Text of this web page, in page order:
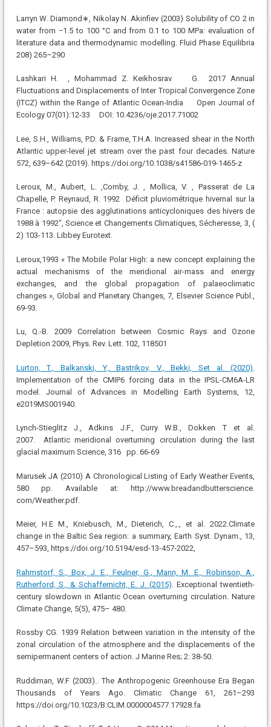
Larryn W. Diamond∗, Nikolay N. Akinfiev (2003) Solubility of CO 2 in
water from −1.5 to 100 °C and from 0.1 to 100 MPa: evaluation of
literature data and thermodynamic modelling. Fluid Phase Equilibria
208) 265–290
Lashkari H. , Mohammad Z. Keikhosrav G. 2017 Annual
Fluctuations and Displacements of Inter Tropical Convergence Zone
(ITCZ) within the Range of Atlantic Ocean-India Open Journal of
Ecology 07(01):12-33 DOI: 10.4236/oje.2017.71002
Lee, S.H., Williams, P.D. & Frame, T.H.A. Increased shear in the North
Atlantic upper-level jet stream over the past four decades. Nature
572, 639–642 (2019). https://doi.org/10.1038/s41586-019-1465-z
Leroux, M., Aubert, L. ,Comby, J. , Mollica, V. , Passerat de La
Chapelle, P. Reynaud, R. 1992 Déficit pluviométrique hivernal sur la
France : autopsie des agglutinations anticycloniques des hivers de
1988 à 1992″, Science et Changements Climatiques, Sécheresse, 3, (
2) 103-113. Libbey Eurotext.
Leroux,1993 « The Mobile Polar High: a new concept explaining the
actual mechanisms of the meridional air-mass and energy
exchanges, and the global propagation of palaeoclimatic
changes », Global and Planetary Changes, 7, Elsevier Science Publ.,
69-93.
Lu, Q.-B. 2009 Correlation between Cosmic Rays and Ozone
Depletion 2009, Phys. Rev. Lett. 102, 118501
Lurton, T., Balkanski, Y., Bastrikov, V., Bekki, Set al. (2020)
Implementation of the CMIP6 forcing data in the IPSL-CM6A-LR
model. Journal of Advances in Modelling Earth Systems, 12,
e2019MS001940.
Lynch-Stieglitz J., Adkins J.F., Curry W.B., Dokken T et al.
2007. Atlantic meridional overturning circulation during the last
glacial maximum Science, 316 pp. 66-69
Marusek JA (2010) A Chronological Listing of Early Weather Events,
580 pp. Available at: http://www.breadandbutterscience.
com/Weather.pdf.
Meier, H.E M., Kniebusch, M., Dieterich, C.,., et al. 2022.Climate
change in the Baltic Sea region: a summary, Earth Syst. Dynam., 13,
457–593, https://doi.org/10.5194/esd-13-457-2022,
Rahmstorf, S., Box, J. E., Feulner, G., Mann, M. E., Robinson, A.,
Rutherford, S., & Schaffernicht, E. J. (2015) . Exceptional twentieth-
century slowdown in Atlantic Ocean overturning circulation. Nature
Climate Change, 5(5), 475– 480.
Rossby CG. 1939 Relation between variation in the intensity of the
zonal circulation of the atmosphere and the displacements of the
semipermanent centers of action. J Marine Res; 2: 38-50.
Ruddiman, W.F (2003).. The Anthropogenic Greenhouse Era Began
Thousands of Years Ago. Climatic Change 61, 261–293
https://doi.org/10.1023/B:CLIM.0000004577.17928.fa